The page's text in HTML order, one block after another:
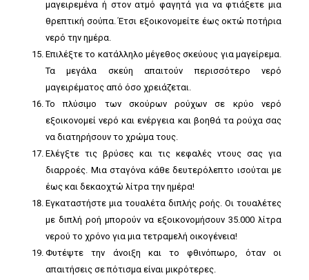
μαγειρεμένα ή στον ατμό φαγητά για να φτιάξετε μια
θρεπτική σούπα. Έτσι εξοικονομείτε έως οκτώ ποτήρια
νερό την ημέρα.
Επιλέξτε το κατάλληλο μέγεθος σκεύους για μαγείρεμα.
Τα μεγάλα σκεύη απαιτούν περισσότερο νερό
μαγειρέματος από όσο χρειάζεται.
Το πλύσιμο των σκούρων ρούχων σε κρύο νερό
εξοικονομεί νερό και ενέργεια και βοηθά τα ρούχα σας
να διατηρήσουν το χρώμα τους.
Ελέγξτε τις βρύσες και τις κεφαλές ντους σας για
διαρροές. Μια σταγόνα κάθε δευτερόλεπτο ισούται με
έως και δεκαοχτώ λίτρα την ημέρα!
Εγκαταστήστε μια τουαλέτα διπλής ροής. Οι τουαλέτες
με διπλή ροή μπορούν να εξοικονομήσουν 35.000 λίτρα
νερού το χρόνο για μια τετραμελή οικογένεια!
Φυτέψτε την άνοιξη και το φθινόπωρο, όταν οι
απαιτήσεις σε πότισμα είναι μικρότερες.